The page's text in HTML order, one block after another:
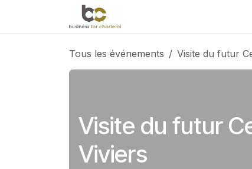
Se rendre au contenu
Tous les événements Visite du futur
Visite du futur
Viviers